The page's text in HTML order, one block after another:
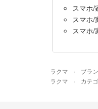
スマホ/
スマホ/
スマホ/
ラクマ ブラ
ラクマ カテ